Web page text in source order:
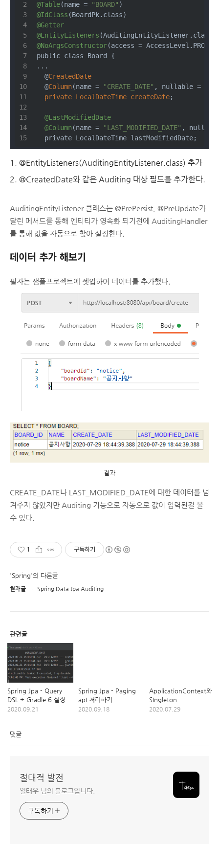
@Table(name = "BOARD" )
@IdClass (BoardPk.class)
@Getter
@EntityListeners (AuditingEntityListener.class)
@NoArgsConstructor(access =
public class Board {
...
  @
CreatedDate
  @
Column(name = "CREATE_DATE" , nullable =
private LocalDateTime createDate;
@LastModifiedDate
@Column (name = "LAST_MODIFIED_DATE" ,
  private LocalDateTime lastModifiedDate;
@EntityListeners(AuditingEntityListener.class) 추가
@CreatedDate와 같은 Auditing 대상 필드를 추가한다.
AuditingEntityListener 클래스는 @PrePersist, @PreUpdate가
달린 메서드를 통해 엔티티가 영속화 되기전에 AuditingHandler
를 통해 값을 자동으로 찾아 설정한다.
데이터 추가 해보기
필자는 샘플프로젝트에 셋업하여 데이터를 추가했다.
결과
CREATE_DATE나 LAST_MODIFIED_DATE에 대한 데이터를 넘
겨주지 않았지만 Auditing 기능으로 자동으로 값이 입력된걸 볼
수 있다.
1 구독하기
'Spring'의 다른글
현재글 Spring Data Jpa Auditing
관련글
Spring Jpa - Query
DSL + Gradle 6 설정
2020.09.21
Spring Jpa - Paging
api 처리하기
2020.09.18
ApplicationContext와
Singleton
2020.07.29
댓글
절대적 발전
일태우 님의 블로그입니다.
구독하기